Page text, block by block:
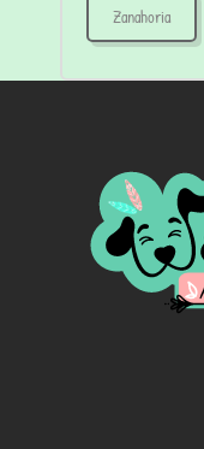
Zanahoria